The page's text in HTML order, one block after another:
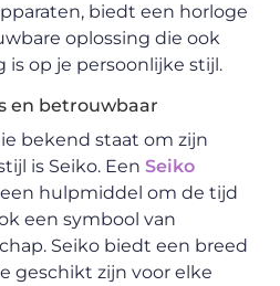
biedt een horloge
oplossing die ook
op je persoonlijke stijl.
en betrouwbaar
bekend staat om zijn
is Seiko. EenSeiko
hulpmiddel om de tijd
een symbool van
Seiko biedt een breed
geschikt zijn voor elke